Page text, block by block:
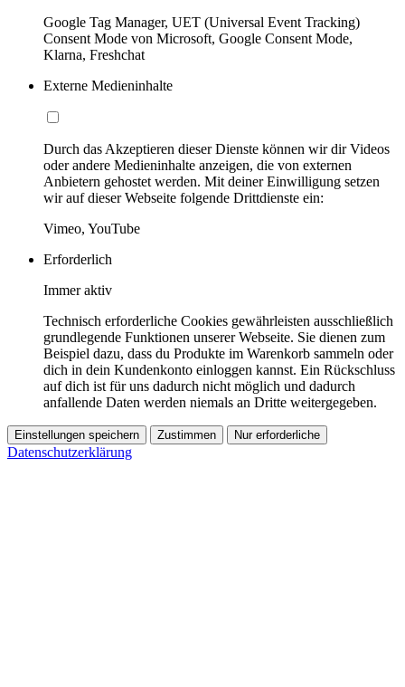
Google Tag Manager, UET (Universal Event Tracking)
Consent Mode von Microsoft, Google Consent Mode,
Klarna, Freshchat
Externe Medieninhalte
Durch das Akzeptieren dieser Dienste können wir dir Videos
oder andere Medieninhalte anzeigen, die von externen
Anbietern gehostet werden. Mit deiner Einwilligung setzen
wir auf dieser Webseite folgende Drittdienste ein:
Vimeo, YouTube
Erforderlich
Immer aktiv
Technisch erforderliche Cookies gewährleisten ausschließlich
grundlegende Funktionen unserer Webseite. Sie dienen zum
Beispiel dazu, dass du Produkte im Warenkorb sammeln oder
dich in dein Kundenkonto einloggen kannst. Ein Rückschluss
auf dich ist für uns dadurch nicht möglich und dadurch
anfallende Daten werden niemals an Dritte weitergegeben.
Einstellungen speichern Zustimmen Nur erforderliche
Datenschutzerklärung